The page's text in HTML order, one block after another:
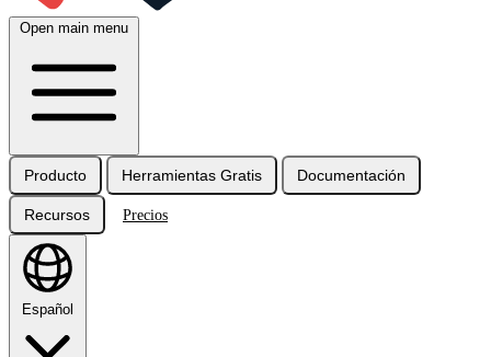
Open main menu
Producto Herramientas Gratis Documentación
Recursos Precios
Español